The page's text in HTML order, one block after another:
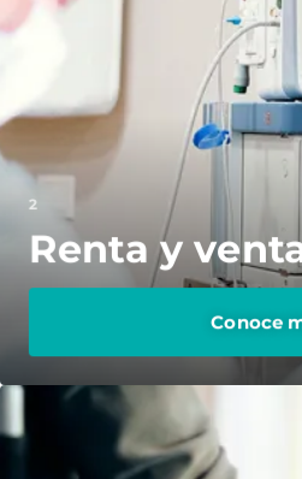
2
Renta y
Conoce